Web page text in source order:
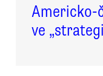
Americko-
ve